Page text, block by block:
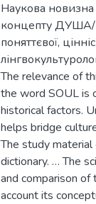
Наукова новизна
концепту ДУША/
поняттєвої,
The relevance of
the word SOUL is
historical factors.
helps bridge
The study
dictionary. … The
and comparison
account its